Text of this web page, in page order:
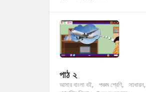
পাঠ ২
আমার বাংলা বই, পঞ্চম শ্রেণি,
সাধারন,